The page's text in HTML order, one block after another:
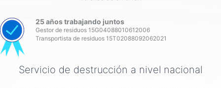
25 años trabajando juntos
Gestor de residuos 15G04088010612006
Transportista de residuos 15T02088092062021
Servicio de destrucción a nivel nacional